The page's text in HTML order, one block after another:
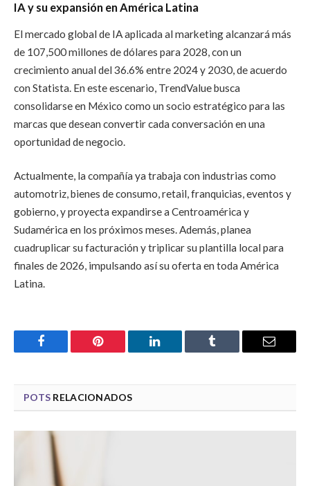
IA y su expansión en América Latina
El mercado global de IA aplicada al marketing alcanzará más
de 107,500 millones de dólares para 2028, con un
crecimiento anual del 36.6% entre 2024 y 2030, de acuerdo
con Statista. En este escenario, TrendValue busca
consolidarse en México como un socio estratégico para las
marcas que desean convertir cada conversación en una
oportunidad de negocio.
Actualmente, la compañía ya trabaja con industrias como
automotriz, bienes de consumo, retail, franquicias, eventos y
gobierno, y proyecta expandirse a Centroamérica y
Sudamérica en los próximos meses. Además, planea
cuadruplicar su facturación y triplicar su plantilla local para
finales de 2026, impulsando así su oferta en toda América
Latina.
Facebook Pinterest LinkedIn Tumblr Email
POTS RELACIONADOS